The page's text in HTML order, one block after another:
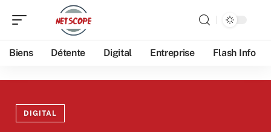
Biens Détente Digital Entreprise Flash Info
DIGITAL